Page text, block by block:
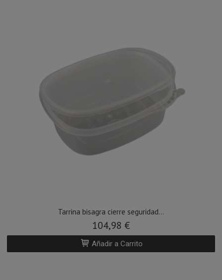
Tarrina bisagra cierre seguridad...
104,98 €
Añadir a Carrito